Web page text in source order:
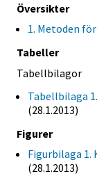
Översikter
1. Metoden
Tabeller
Tabellbilagor
Tabellbilaga
(28.1.2013)
Figurer
Figurbilaga
(28.1.2013)